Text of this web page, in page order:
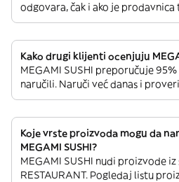
odgovara, čak i ako je
Kako drugi klijenti ocenjuju
MEGAMI SUSHI preporučuje
naručili. Naruči već danas i
Koje vrste proizvoda mogu da
MEGAMI SUSHI?
MEGAMI SUSHI nudi proizvode
RESTAURANT. Pogledaj listu